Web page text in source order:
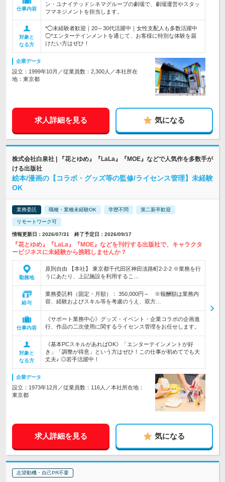
仕事内容
ン・ユナイテッドシネマグループの劇場で、劇場運営やスタッ
フマネジメントを担当します。
対象と
なる方
*◯未経験者歓迎｜20～30代活躍中｜女性支配人も多数活躍中
◯*エンターテインメントを通じて、お客様に特別な体験を届
けたい方はぜひ！
企業データ
設立：1999年10月／従業員数：2,300人／本社所在
地：東京都
求人詳細を見る 気になる
株式会社白泉社 | 『花とゆめ』『LaLa』『MOE』などで人気作を多数手が
ける出版社
絵本/漫画の【コラボ・グッズ等の監修/ライセンス管理】未経験
OK
業務委託 職種・業種未経験OK 学歴不問 第二新卒歓迎
リモートワーク可
情報更新日：2026/07/31 終了予定日：2026/09/17
『花とゆめ』『LaLa』『MOE』などを刊行する出版社で、キャラクタ
ービジネスに未経験から挑戦しませんか？
勤務地
原則自由 【本社】 東京都千代田区神田淡路町2-2-2 ※業務を行
うにあたり、上記施設を利用するこ…
給与
業務委託料（固定・月額）： 350,000円～ ※報酬額は業務内
容、経験およびスキル等を考慮のうえ、双方…
仕事内容
《サポート業務中心》グッズ・イベント・企業コラボの企画進
行、作品の二次使用に関するライセンス管理をお任せします。
対象と
なる方
《基本PCスキルがあればOK》「エンターテインメントが好
き」「調整が得意」という方はぜひ！この仕事が初めてでも大
丈夫♪ ◎若手活躍中！
企業データ
設立：1973年12月／従業員数：116人／本社所在地：
東京都
求人詳細を見る 気になる
志望動機・自己PR不要